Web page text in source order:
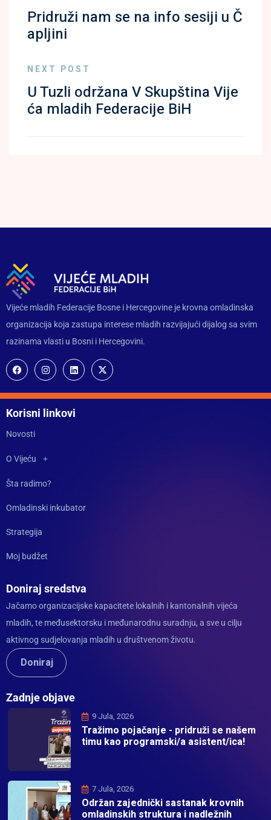
Pridruži nam se na info sesiji u Č
apljini
NEXT POST
U Tuzli održana V Skupština Vije
ća mladih Federacije BiH
Vijeće mladih Federacije Bosne i Hercegovine je krovna omladinska
organizacija koja zastupa interese mladih razvijajući dijalog sa svim
razinama vlasti u Bosni i Hercegovini.
Korisni linkovi
Novosti
O Vijeću
Šta radimo?
Omladinski inkubator
Strategija
Moj budžet
Doniraj sredstva
Jačamo organizacijske kapacitete lokalnih i kantonalnih vijeća
mladih, te međusektorsku i međunarodnu suradnju, a sve u cilju
aktivnog sudjelovanja mladih u društvenom životu.
Doniraj
Zadnje objave
9 Jula, 2026
Tražimo pojačanje - pridruži se našem
timu kao programski/a asistent/ica!
7 Jula, 2026
Održan zajednički sastanak krovnih
omladinskih struktura i nadležnih